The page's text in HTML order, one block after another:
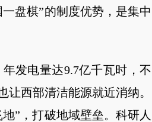
盘棋”的制度优势，是集中
发电量达9.7亿千瓦时，不
西部清洁能源就近消纳。
”，打破地域壁垒。科研人